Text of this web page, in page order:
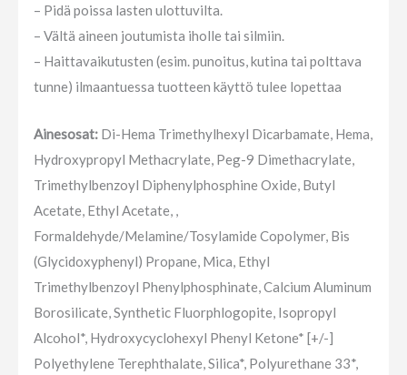
– Pidä poissa lasten ulottuvilta.
– Vältä aineen joutumista iholle tai silmiin.
– Haittavaikutusten (esim. punoitus, kutina tai polttava
tunne) ilmaantuessa tuotteen käyttö tulee lopettaa
Ainesosat: Di-Hema Trimethylhexyl Dicarbamate, Hema,
Hydroxypropyl Methacrylate, Peg-9 Dimethacrylate,
Trimethylbenzoyl Diphenylphosphine Oxide, Butyl
Acetate, Ethyl Acetate, ,
Formaldehyde/Melamine/Tosylamide Copolymer, Bis
(Glycidoxyphenyl) Propane, Mica, Ethyl
Trimethylbenzoyl Phenylphosphinate, Calcium Aluminum
Borosilicate, Synthetic Fluorphlogopite, Isopropyl
Alcohol*, Hydroxycyclohexyl Phenyl Ketone* [+/-]
Polyethylene Terephthalate, Silica*, Polyurethane 33*,